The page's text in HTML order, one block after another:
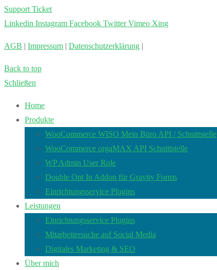
Support Ticket
Linkedin Instagram Facebook Twitter Vimeo Xing
AGB | Impressum | Datenschutzerklärung |
Back to top
Schließen
Home
Produkte
WooCommerce WISO Mein Büro API / Schnittstelle
WooCommerce orgaMAX API Schnittstelle
WP Admin User Role
Double Opt In Addon für Gravity Forms
Einrichtungsservice Plugins
Leistungen
Einrichtungsservice Plugins
Mitarbeitersuche auf Social Media
Digitales Marketing & SEO
Über mich